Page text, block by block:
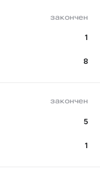
закончен
1
8
закончен
5
1